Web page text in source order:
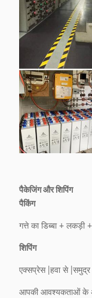
पैकेजिंग और शिपिंग
पैकिंग
गत्ते का डिब्बा +
शिपिंग
एक्सप्रेस |हवा से
आपकी आवश्यकताओं के